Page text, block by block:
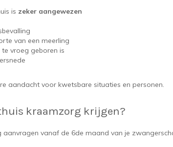
is zeker aangewezen
van een meerling
te vroeg geboren is
aandacht voor kwetsbare situaties en personen.
kraamzorg krijgen?
aanvragen vanaf de 6de maand van je